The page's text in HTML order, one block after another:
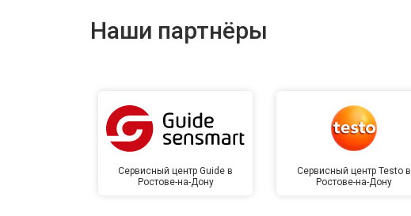
Наши партнёры
Сервисный центр Guide в
Ростове-на-Дону
Сервисный центр Testo в
Ростове-на-Дону